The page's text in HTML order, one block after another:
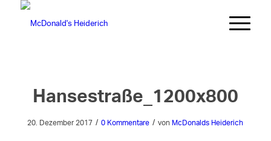
Hansestraße_1200x800
20. Dezember 2017 / 0 Kommentare / vonMcDonalds Heiderich